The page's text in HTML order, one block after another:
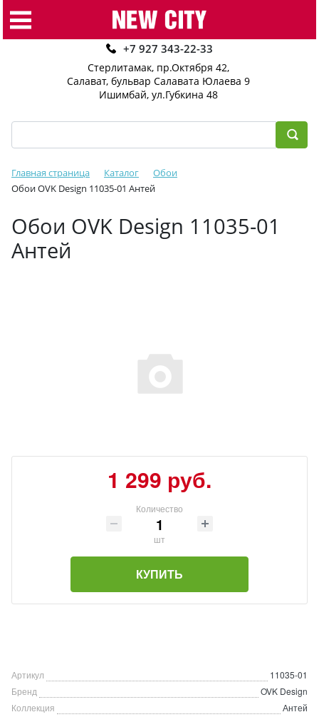
+7 927 343-22-33
Стерлитамак, пр.Октября 42,
Салават, бульвар Салавата Юлаева 9
Ишимбай, ул.Губкина 48
Главная страница Каталог
Обои
Обои OVK Design 11035-01 Антей
Обои OVK Design 11035-01
Антей
1 299 руб.
Количество
шт
КУПИТЬ
Артикул
11035-01
Бренд
OVK Design
Коллекция
Антей